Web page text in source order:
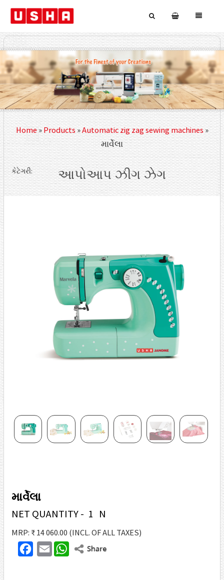
Home»Products »Automatic zig zag sewing machines »
માર્વેલા
કેટેગરી: આપોઆપ ઝીગ ઝેગ
માર્વેલા
NET QUANTITY - 1 N
MRP: ₹ 14 060.00 (INCL. OF ALL TAXES)
F
T E W